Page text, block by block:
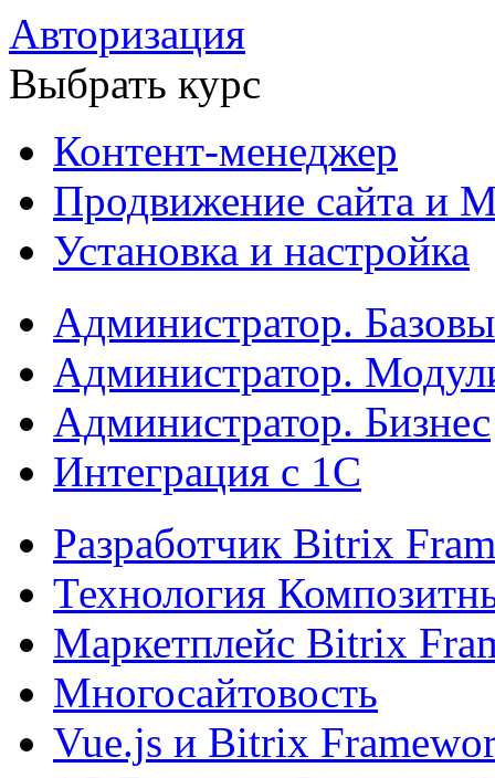
Авторизация
Выбрать курс
Контент-менеджер
Продвижение сайта и
Установка и настройка
Администратор.
Администратор.
Администратор. Бизнес
Интеграция с 1С
Разработчик Bitrix
Технология
Маркетплейс Bitrix
Многосайтовость
Vue.js и Bitrix